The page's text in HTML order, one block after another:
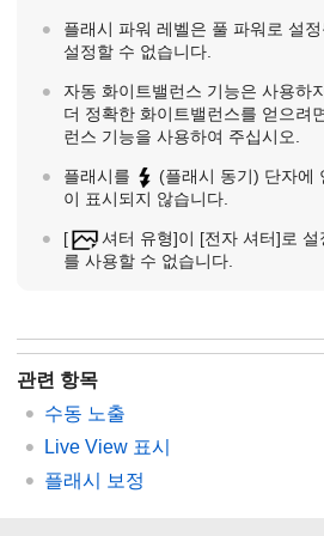
플래시 파워 레벨은 풀 파워로 설정
설정할 수 없습니다.
자동 화이트밸런스 기능은 사용하
더 정확한 화이트밸런스를 얻으려
런스 기능을 사용하여 주십시오.
플래시를
(플래시 동기) 단자에
이 표시되지 않습니다.
[ 셔터 유형]이 [전자 셔터]로
를 사용할 수 없습니다.
관련 항목
수동 노출
Live View 표시
플래시 보정